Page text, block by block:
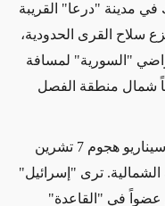
مدينة "درعا" القريبة
سلاح القرى الحدودية،
"السورية" لمسافة
شمال منطقة الفصل
هذا التصعيد جاء بدافع الخوف من تكرار سيناريو هجوم 7 تشرين
الشمالية. ترى "إسرائيل"
عضواً في "القاعدة"